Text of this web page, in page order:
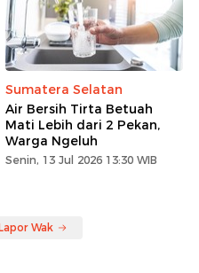
Sumatera Selatan
Air Bersih Tirta Betuah
Mati Lebih dari 2 Pekan,
Warga Ngeluh
Senin, 13 Jul 2026 13:30 WIB
Wak